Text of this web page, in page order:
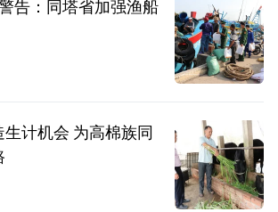
告：同塔省加强渔船
计机会 为高棉族同